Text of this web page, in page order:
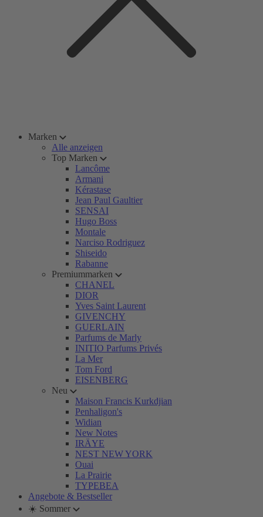
Marken
Alle anzeigen
Top Marken
Lancôme
Armani
Kérastase
Jean Paul Gaultier
SENSAI
Hugo Boss
Montale
Narciso Rodriguez
Shiseido
Rabanne
Premiummarken
CHANEL
DIOR
Yves Saint Laurent
GIVENCHY
GUERLAIN
Parfums de Marly
INITIO Parfums Privés
La Mer
Tom Ford
EISENBERG
Neu
Maison Francis Kurkdjian
Penhaligon's
Widian
New Notes
IRÄYE
NEST NEW YORK
Ouai
La Prairie
TYPEBEA
Angebote & Bestseller
☀️ Sommer